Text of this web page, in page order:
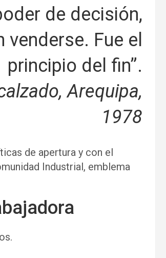
de decisión,
Fue el
principio del fin”.
Arequipa,
1978
de apertura y con el
Industrial, emblema